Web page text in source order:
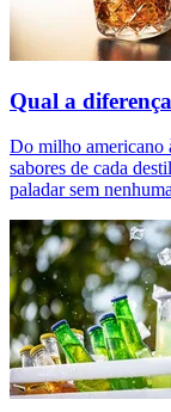
Qual a
Do milho americano
sabores de cada
paladar sem